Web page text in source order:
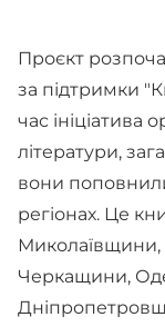
Проєкт
за підтримки
час ініціатива
літератури,
вони
регіонах. Це
Миколаївщини,
Черкащини,